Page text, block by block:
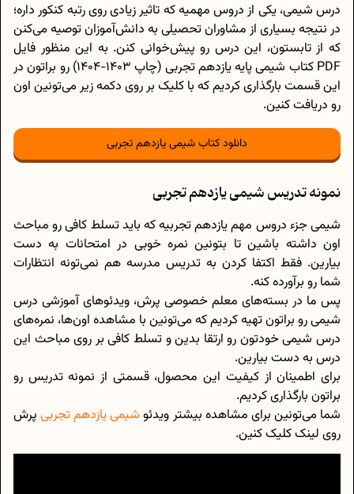
درس شیمی، یکی از دروس مهمیه که تاثیر زیادی روی رتبه کنکور داره؛
در نتیجه بسیاری از مشاوران تحصیلی به دانش‌آموزان توصیه می‌کنن
که از تابستون، این درس رو پیش‌خوانی کنن. به این منظور فایل
PDF کتاب شیمی پایه یازدهم تجربی (چاپ 1403-1404) رو براتون در
این قسمت بارگذاری کردیم که با کلیک بر روی دکمه زیر می‌تونین اون
رو دریافت کنین.
دانلود کتاب شیمی یازدهم تجربی
نمونه تدریس شیمی یازدهم تجربی
شیمی جزء دروس مهم یازدهم تجربیه که باید تسلط کافی رو مباحث
اون داشته باشین تا بتونین نمره خوبی در امتحانات به دست
بیارین. فقط اکتفا کردن به تدریس مدرسه هم نمی‌تونه انتظارات
شما رو برآورده کنه.
پس ما در بسته‌های معلم خصوصی پرش، ویدئو‌های آموزشی درس
شیمی رو براتون تهیه کردیم که می‌تونین با مشاهده اون‌ها، نمره‌های
درس شیمی خودتون رو ارتقا بدین و تسلط کافی بر روی مباحث این
درس به دست بیارین.
برای اطمینان از کیفیت این محصول، قسمتی از نمونه تدریس رو
براتون بارگذاری کردیم.
شما می‌تونین برای مشاهده بیشتر ویدئوشیمی یازدهم تجربیپرش
روی لینک کلیک کنین.